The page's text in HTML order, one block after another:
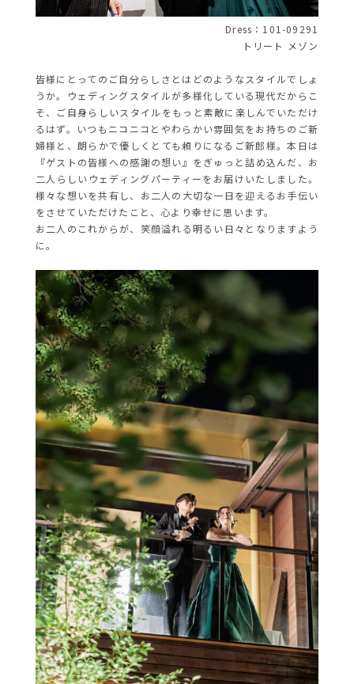
Dress：101-09291
トリート メゾン
皆様にとってのご自分らしさとはどのようなスタイルでしょ
うか。ウェディングスタイルが多様化している現代だからこ
そ、ご自身らしいスタイルをもっと素敵に楽しんでいただけ
るはず。いつもニコニコとやわらかい雰囲気をお持ちのご新
婦様と、朗らかで優しくとても頼りになるご新郎様。本日は
『ゲストの皆様への感謝の想い』をぎゅっと詰め込んだ、お
二人らしいウェディングパーティーをお届けいたしました。
様々な想いを共有し、お二人の大切な一日を迎えるお手伝い
をさせていただけたこと、心より幸せに思います。
お二人のこれからが、笑顔溢れる明るい日々となりますよう
に。